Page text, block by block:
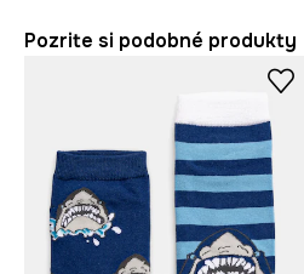
Pozrite si podobné produkty